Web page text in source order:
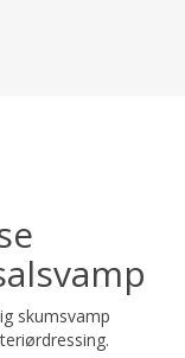
skumsvamp